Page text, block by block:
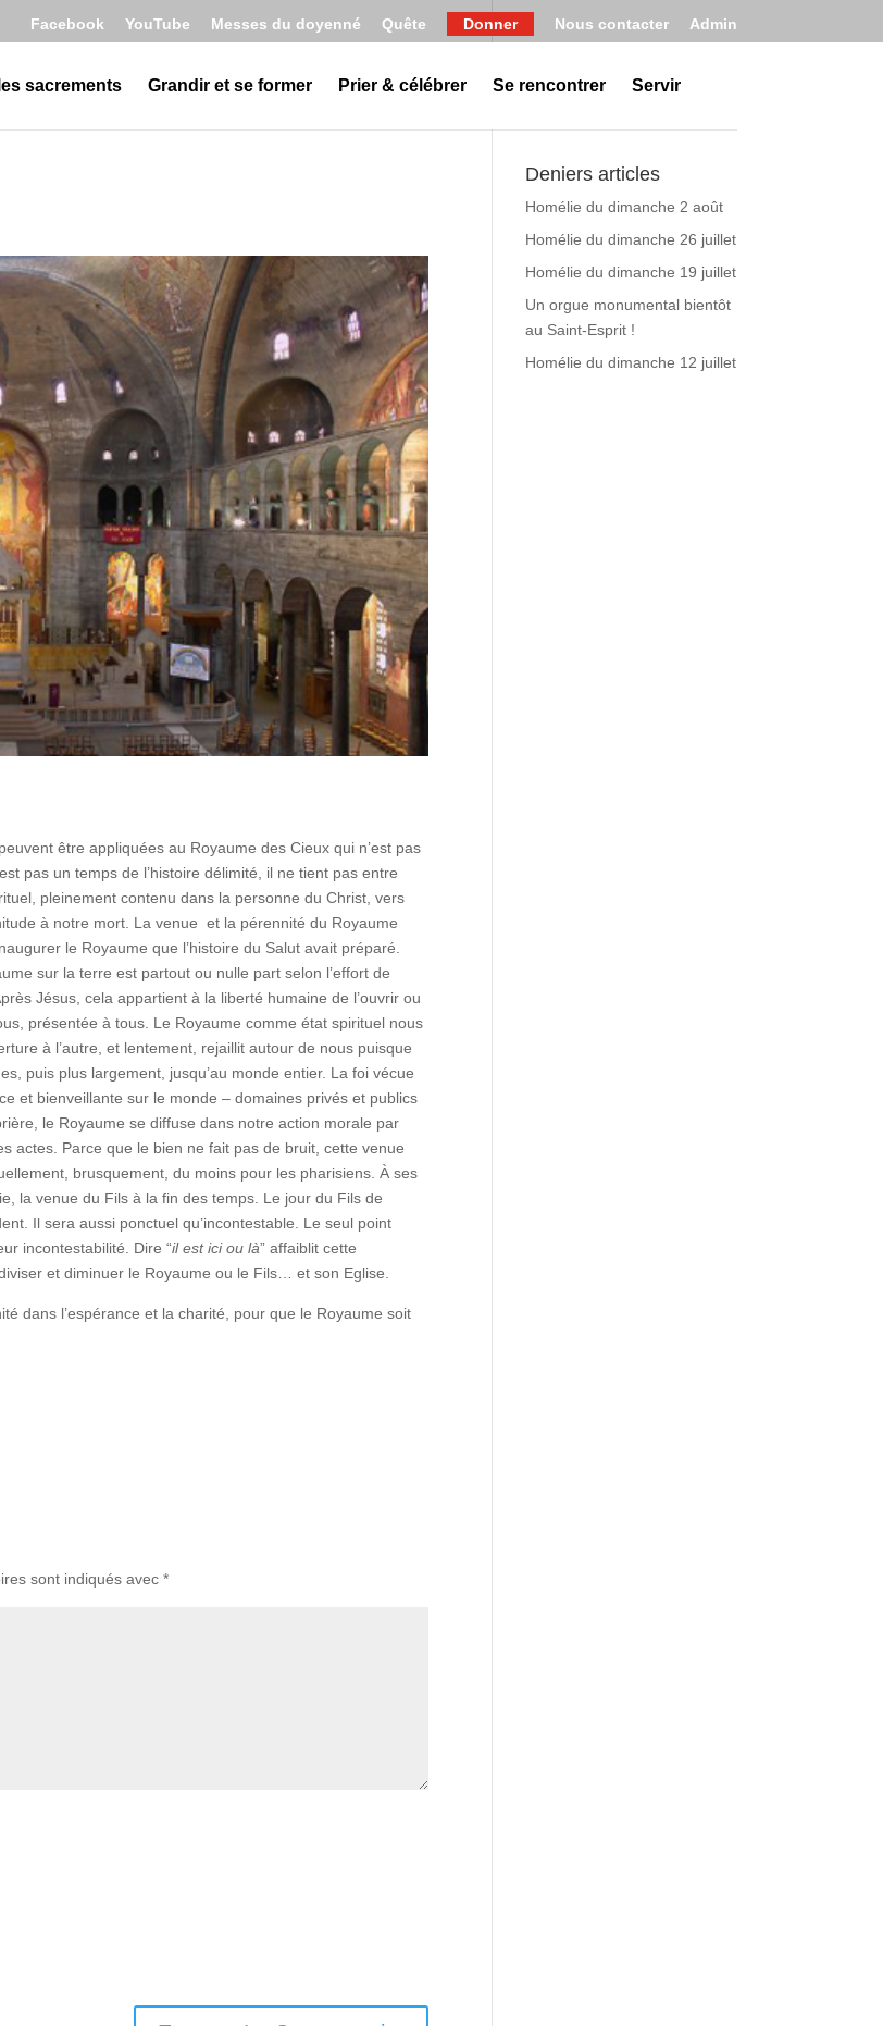
Facebook YouTube Messes du doyenné Quête Donner Nous contacter Admin
sacrements Grandir et se former Prier & célébrer Se rencontrer Servir
être appliquées au Royaume des Cieux qui n’est pas
pas un temps de l’histoire délimité, il ne tient pas entre
pleinement contenu dans la personne du Christ, vers
à notre mort. La venue et la pérennité du Royaume
le Royaume que l’histoire du Salut avait préparé.
sur la terre est partout ou nulle part selon l’effort de
Jésus, cela appartient à la liberté humaine de l’ouvrir ou
présentée à tous. Le Royaume comme état spirituel nous
à l’autre, et lentement, rejaillit autour de nous puisque
puis plus largement, jusqu’au monde entier. La foi vécue
et bienveillante sur le monde – domaines privés et publics
le Royaume se diffuse dans notre action morale par
actes. Parce que le bien ne fait pas de bruit, cette venue
brusquement, du moins pour les pharisiens. À ses
la venue du Fils à la fin des temps. Le jour du Fils de
Il sera aussi ponctuel qu’incontestable. Le seul point
incontestabilité. Dire “il est ici ou là” affaiblit cette
et diminuer le Royaume ou le Fils… et son Eglise.
dans l’espérance et la charité, pour que le Royaume soit
sont indiqués avec*
Deniers articles
Homélie du dimanche 2 août
Homélie du dimanche 26 juillet
Homélie du dimanche 19 juillet
Un orgue monumental bientôt
au Saint-Esprit !
Homélie du dimanche 12 juillet